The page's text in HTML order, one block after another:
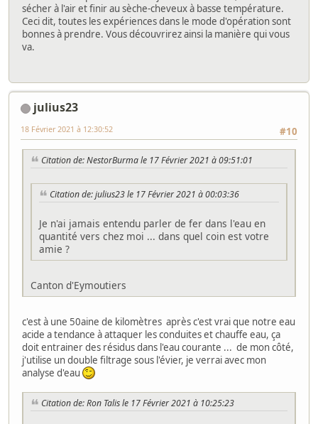
sécher à l'air et finir au sèche-cheveux à basse température.
Ceci dit, toutes les expériences dans le mode d'opération sont
bonnes à prendre. Vous découvrirez ainsi la manière qui vous
va.
julius23
#10
18 Février 2021 à 12:30:52
Citation de: NestorBurma le 17 Février 2021 à 09:51:01
Citation de: julius23 le 17 Février 2021 à 00:03:36
Je n'ai jamais entendu parler de fer dans l'eau en
quantité vers chez moi ... dans quel coin est votre
amie ?
Canton d'Eymoutiers
c'est à une 50aine de kilomètres après c'est vrai que notre eau
acide a tendance à attaquer les conduites et chauffe eau, ça
doit entrainer des résidus dans l'eau courante ... de mon côté,
j'utilise un double filtrage sous l'évier, je verrai avec mon
analyse d'eau
Citation de: Ron Talis le 17 Février 2021 à 10:25:23